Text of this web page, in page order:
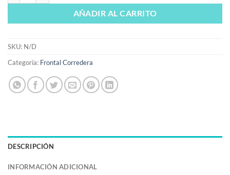
AÑADIR AL CARRITO
SKU: N/D
Categoría: Frontal Corredera
DESCRIPCIÓN
INFORMACIÓN ADICIONAL